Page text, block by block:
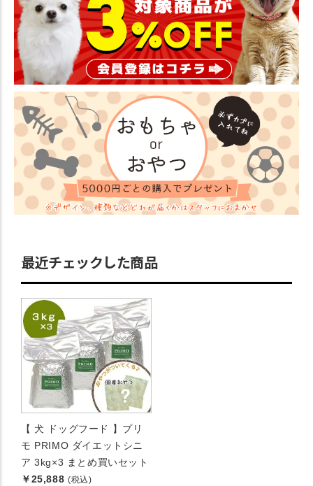
最近チェックした商品
【 犬 ドッグフード 】プリ
モ PRIMO ダイエットシニ
ア 3kg×3 まとめ買いセット
￥25,888 (税込)